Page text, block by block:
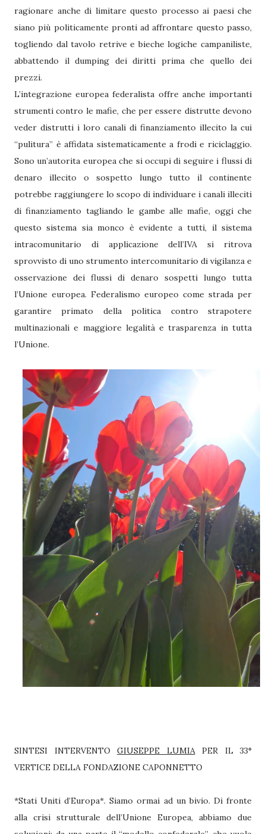
ragionare anche di limitare questo processo ai paesi che
siano più politicamente pronti ad affrontare questo passo,
togliendo dal tavolo retrive e bieche logiche campaniliste,
abbattendo il dumping dei diritti prima che quello dei
prezzi.
L’integrazione europea federalista offre anche importanti
strumenti contro le mafie, che per essere distrutte devono
veder distrutti i loro canali di finanziamento illecito la cui
“pulitura” è affidata sistematicamente a frodi e riciclaggio.
Sono un’autorita europea che si occupi di seguire i flussi di
denaro illecito o sospetto lungo tutto il continente
potrebbe raggiungere lo scopo di individuare i canali illeciti
di finanziamento tagliando le gambe alle mafie, oggi che
questo sistema sia monco è evidente a tutti, il sistema
intracomunitario di applicazione dell’IVA si ritrova
sprovvisto di uno strumento intercomunitario di vigilanza e
osservazione dei flussi di denaro sospetti lungo tutta
l’Unione europea. Federalismo europeo come strada per
garantire primato della politica contro strapotere
multinazionali e maggiore legalità e trasparenza in tutta
l’Unione.
SINTESI INTERVENTO GIUSEPPE LUMIAPER IL 33°
VERTICE DELLA FONDAZIONE CAPONNETTO
*Stati Uniti d’Europa*. Siamo ormai ad un bivio. Di fronte
alla crisi strutturale dell’Unione Europea, abbiamo due